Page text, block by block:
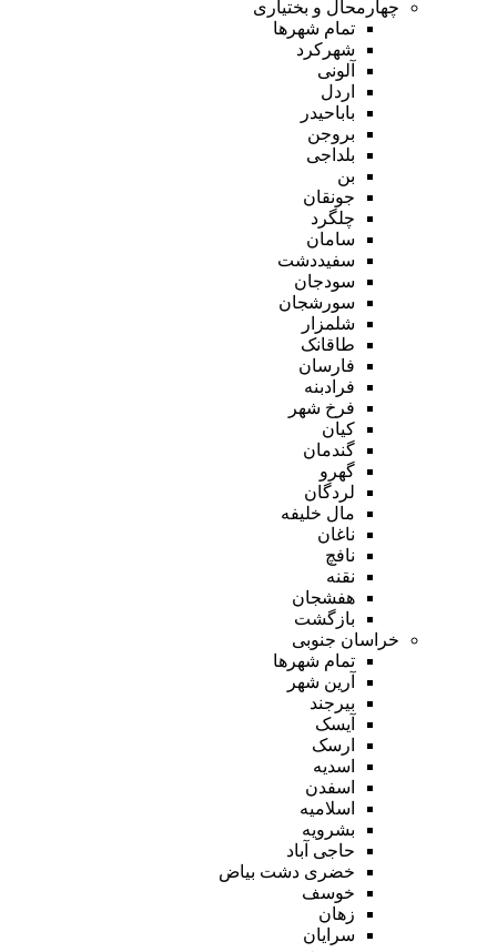
چهارمحال و بختیاری
تمام شهر‌ها
شهرکرد
آلونی
اردل
باباحیدر
بروجن
بلداجی
بن
جونقان
چلگرد
سامان
سفیددشت
سودجان
سورشجان
شلمزار
طاقانک
فارسان
فرادبنه
فرخ شهر
کیان
گندمان
گهرو
لردگان
مال خلیفه
ناغان
نافچ
نقنه
هفشجان
بازگشت
خراسان جنوبی
تمام شهر‌ها
آرین شهر
بیرجند
آیسک
ارسک
اسدیه
اسفدن
اسلامیه
بشرویه
حاجی آباد
خضری دشت بیاض
خوسف
زهان
سرایان